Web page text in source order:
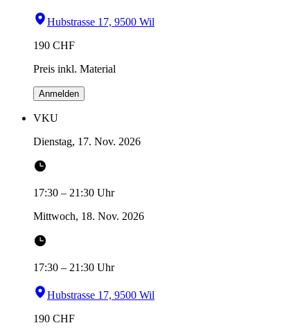
Hubstrasse 17, 9500 Wil
190 CHF
Preis inkl. Material
Anmelden
VKU
Dienstag, 17. Nov. 2026
17:30 – 21:30 Uhr
Mittwoch, 18. Nov. 2026
17:30 – 21:30 Uhr
Hubstrasse 17, 9500 Wil
190 CHF